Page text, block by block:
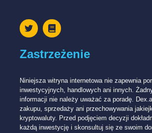
Zastrzeżenie
Niniejsza witryna internetowa nie zapewnia
inwestycyjnych, handlowych ani innych.
informacji nie należy uważać za poradę.
zakupu, sprzedaży ani przechowywania
kryptowaluty. Przed podjęciem decyzji
każdą inwestycję i skonsultuj się ze swoim